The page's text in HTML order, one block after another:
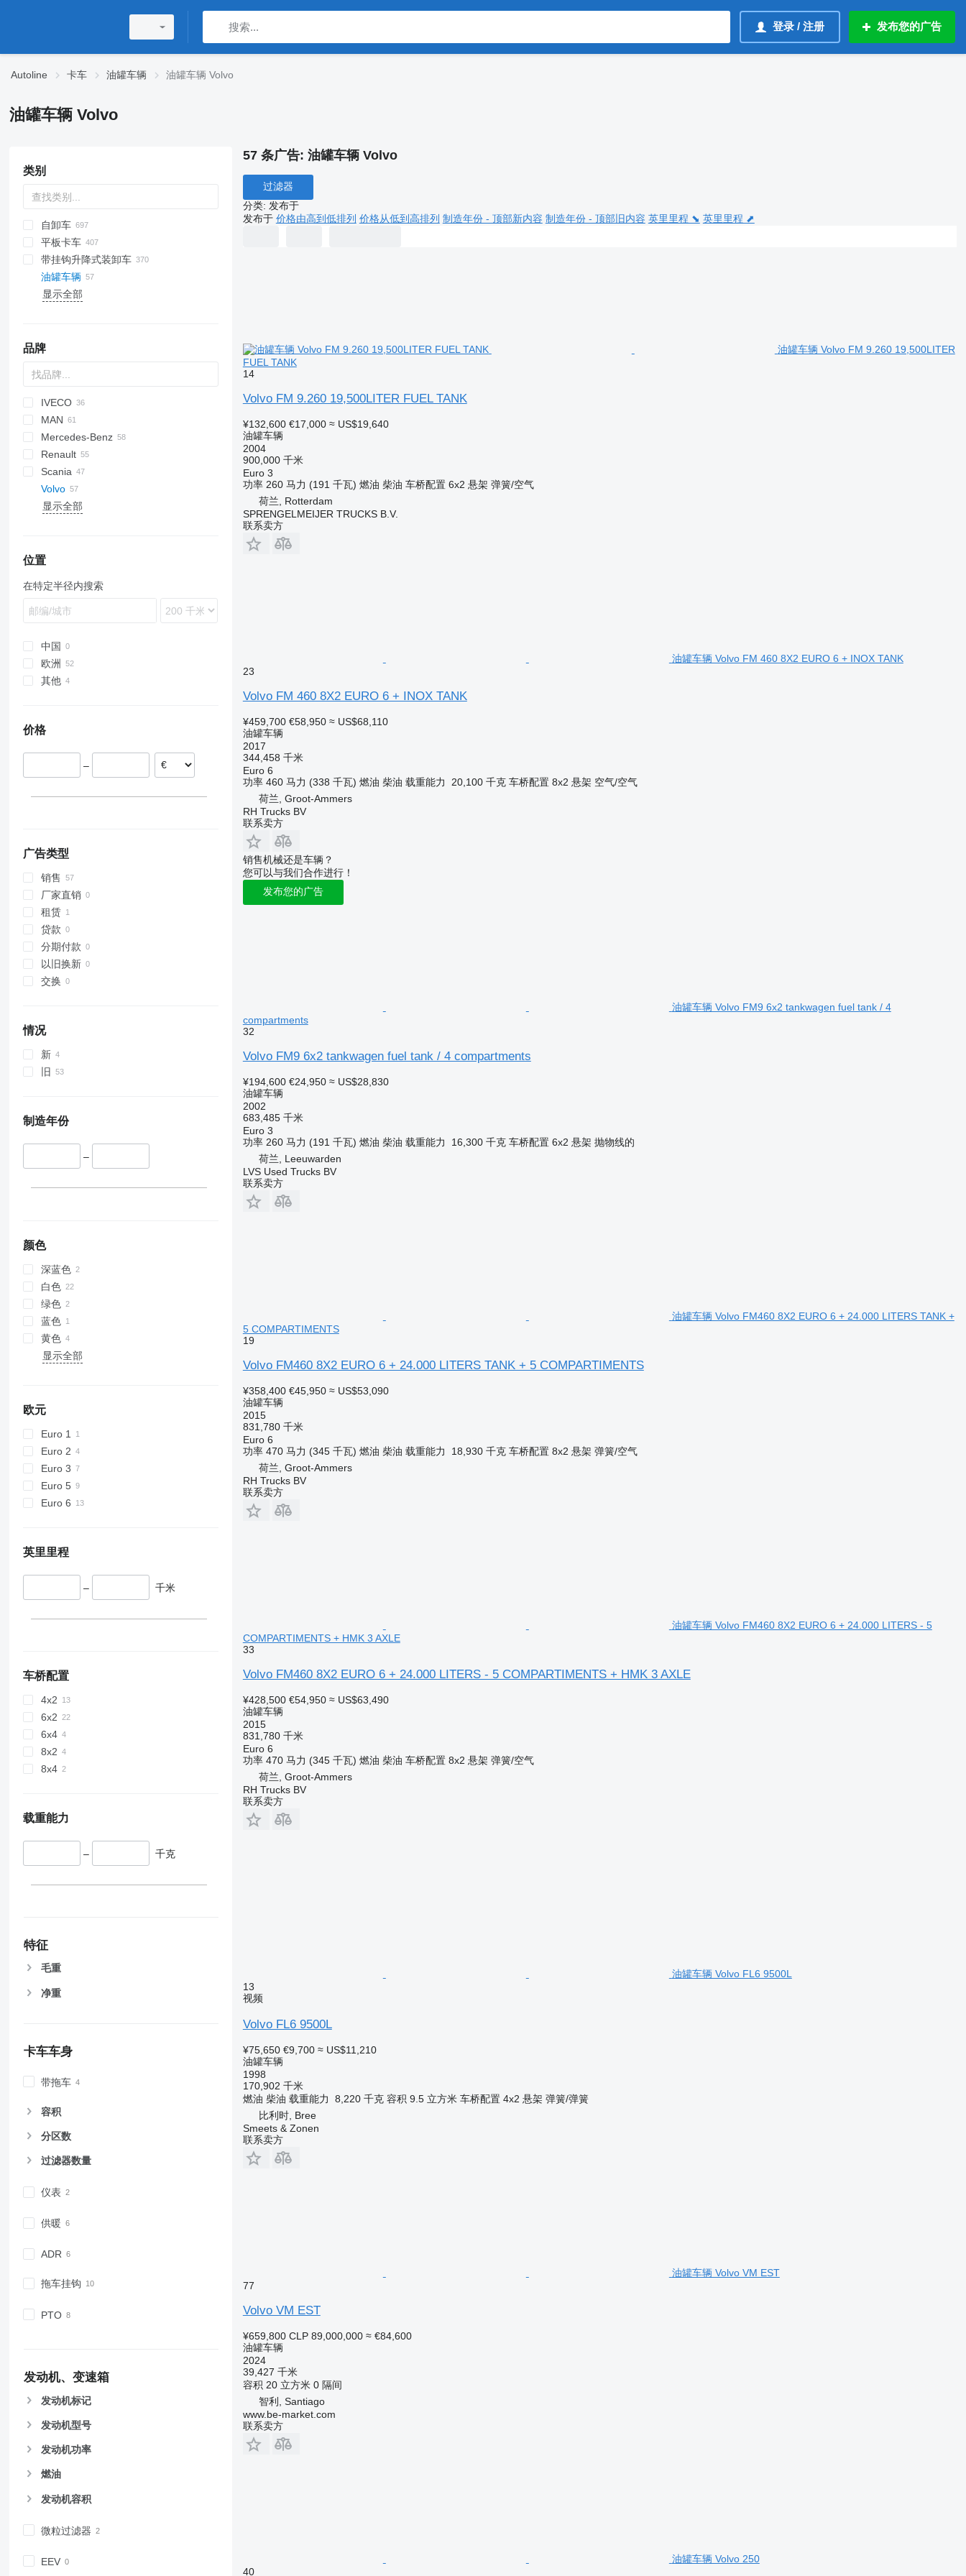
登录 / 注册 发布您的广告
Autoline 卡车 油罐车辆 油罐车辆 Volvo
油罐车辆 Volvo
类别
自卸车
平板卡车
带挂钩升降式装卸车
油罐车辆
显示全部
品牌
BM
HD
A series
769
C-series
CF
LF
XF
Cargo
F-series
FL
HD-series
IVECO
EuroCargo
Eurotech
Eurotrakker
Magirus
Stralis
T-Way
7400
WorkStar
ELF
Forward
5321
110 series
MAN
KAT
LE
TGA
TGL
TGM
Mercedes-Benz
Actros
Antos
Arocs
Atego
Canter
Atleon
Renault
D-series
D Wide
K-series
T-series
Scania
G-series
P-series
F2000
H3000
371
NX
815
T-series
Dyna
Constellation
Volvo
A-series
FH 420
FH 440
FH 500
FL12
FL 260
FM7
FM9
FM9 260
FM11
FM13
FM 430
FM 450
FMX
N-series
N10
VM
706
显示全部
位置
在特定半径内搜索
中国
欧洲
罗马尼亚
其他
价格
–
广告类型
销售
厂家直销
租赁
贷款
分期付款
以旧换新
交换
情况
新
旧
制造年份
–
颜色
深蓝色
白色
绿色
蓝色
黄色
显示全部
欧元
Euro 1
Euro 2
Euro 3
Euro 5
Euro 6
英里里程
– 千米
车桥配置
4x2
6x2
6x4
8x2
8x4
载重能力
– 千克
特征
毛重
净重
卡车车身
带拖车
容积
分区数
过滤器数量
仪表
供暖
ADR
拖车挂钩
PTO
发动机、变速箱
发动机标记
发动机型号
发动机功率
燃油
发动机容积
微粒过滤器
EEV
57 条广告: 油罐车辆 Volvo
过滤器
分类: 发布于
发布于 价格由高到低排列 价格从低到高排列 制造年份 - 顶部新内容 制造年份 - 顶部旧内容 英里里程 ⬊ 英里里程 ⬈
油罐车辆 Volvo FM 9.260 19,500LITER
FUEL TANK
14
Volvo FM 9.260 19,500LITER FUEL TANK
¥132,600 €17,000 ≈ US$19,640
油罐车辆
2004
900,000 千米
Euro 3
功率 260 马力 (191 千瓦) 燃油 柴油 车桥配置 6x2 悬架 弹簧/空气
荷兰, Rotterdam
SPRENGELMEIJER TRUCKS B.V.
联系卖方
油罐车辆 Volvo FM 460 8X2 EURO 6 + INOX TANK
23
Volvo FM 460 8X2 EURO 6 + INOX TANK
¥459,700 €58,950 ≈ US$68,110
油罐车辆
2017
344,458 千米
Euro 6
功率 460 马力 (338 千瓦) 燃油 柴油 载重能力 20,100 千克 车桥配置 8x2 悬架 空气/空气
荷兰, Groot-Ammers
RH Trucks BV
联系卖方
销售机械还是车辆？
您可以与我们合作进行！
发布您的广告
油罐车辆 Volvo FM9 6x2 tankwagen fuel tank / 4
compartments
32
Volvo FM9 6x2 tankwagen fuel tank / 4 compartments
¥194,600 €24,950 ≈ US$28,830
油罐车辆
2002
683,485 千米
Euro 3
功率 260 马力 (191 千瓦) 燃油 柴油 载重能力 16,300 千克 车桥配置 6x2 悬架 抛物线的
荷兰, Leeuwarden
LVS Used Trucks BV
联系卖方
油罐车辆 Volvo FM460 8X2 EURO 6 + 24.000 LITERS TANK +
5 COMPARTIMENTS
19
Volvo FM460 8X2 EURO 6 + 24.000 LITERS TANK + 5 COMPARTIMENTS
¥358,400 €45,950 ≈ US$53,090
油罐车辆
2015
831,780 千米
Euro 6
功率 470 马力 (345 千瓦) 燃油 柴油 载重能力 18,930 千克 车桥配置 8x2 悬架 弹簧/空气
荷兰, Groot-Ammers
RH Trucks BV
联系卖方
油罐车辆 Volvo FM460 8X2 EURO 6 + 24.000 LITERS - 5
COMPARTIMENTS + HMK 3 AXLE
33
Volvo FM460 8X2 EURO 6 + 24.000 LITERS - 5 COMPARTIMENTS + HMK 3 AXLE
¥428,500 €54,950 ≈ US$63,490
油罐车辆
2015
831,780 千米
Euro 6
功率 470 马力 (345 千瓦) 燃油 柴油 车桥配置 8x2 悬架 弹簧/空气
荷兰, Groot-Ammers
RH Trucks BV
联系卖方
油罐车辆 Volvo FL6 9500L
13
视频
Volvo FL6 9500L
¥75,650 €9,700 ≈ US$11,210
油罐车辆
1998
170,902 千米
燃油 柴油 载重能力 8,220 千克 容积 9.5 立方米 车桥配置 4x2 悬架 弹簧/弹簧
比利时, Bree
Smeets & Zonen
联系卖方
油罐车辆 Volvo VM EST
77
Volvo VM EST
¥659,800 CLP 89,000,000 ≈ €84,600
油罐车辆
2024
39,427 千米
容积 20 立方米 0 隔间
智利, Santiago
www.be-market.com
联系卖方
油罐车辆 Volvo 250
40